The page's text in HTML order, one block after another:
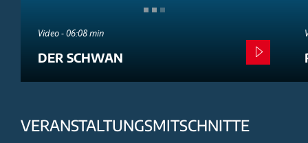
Video - 06:08 min
DER SCHWAN
VERANSTALTUNGSMITSCHNITTE